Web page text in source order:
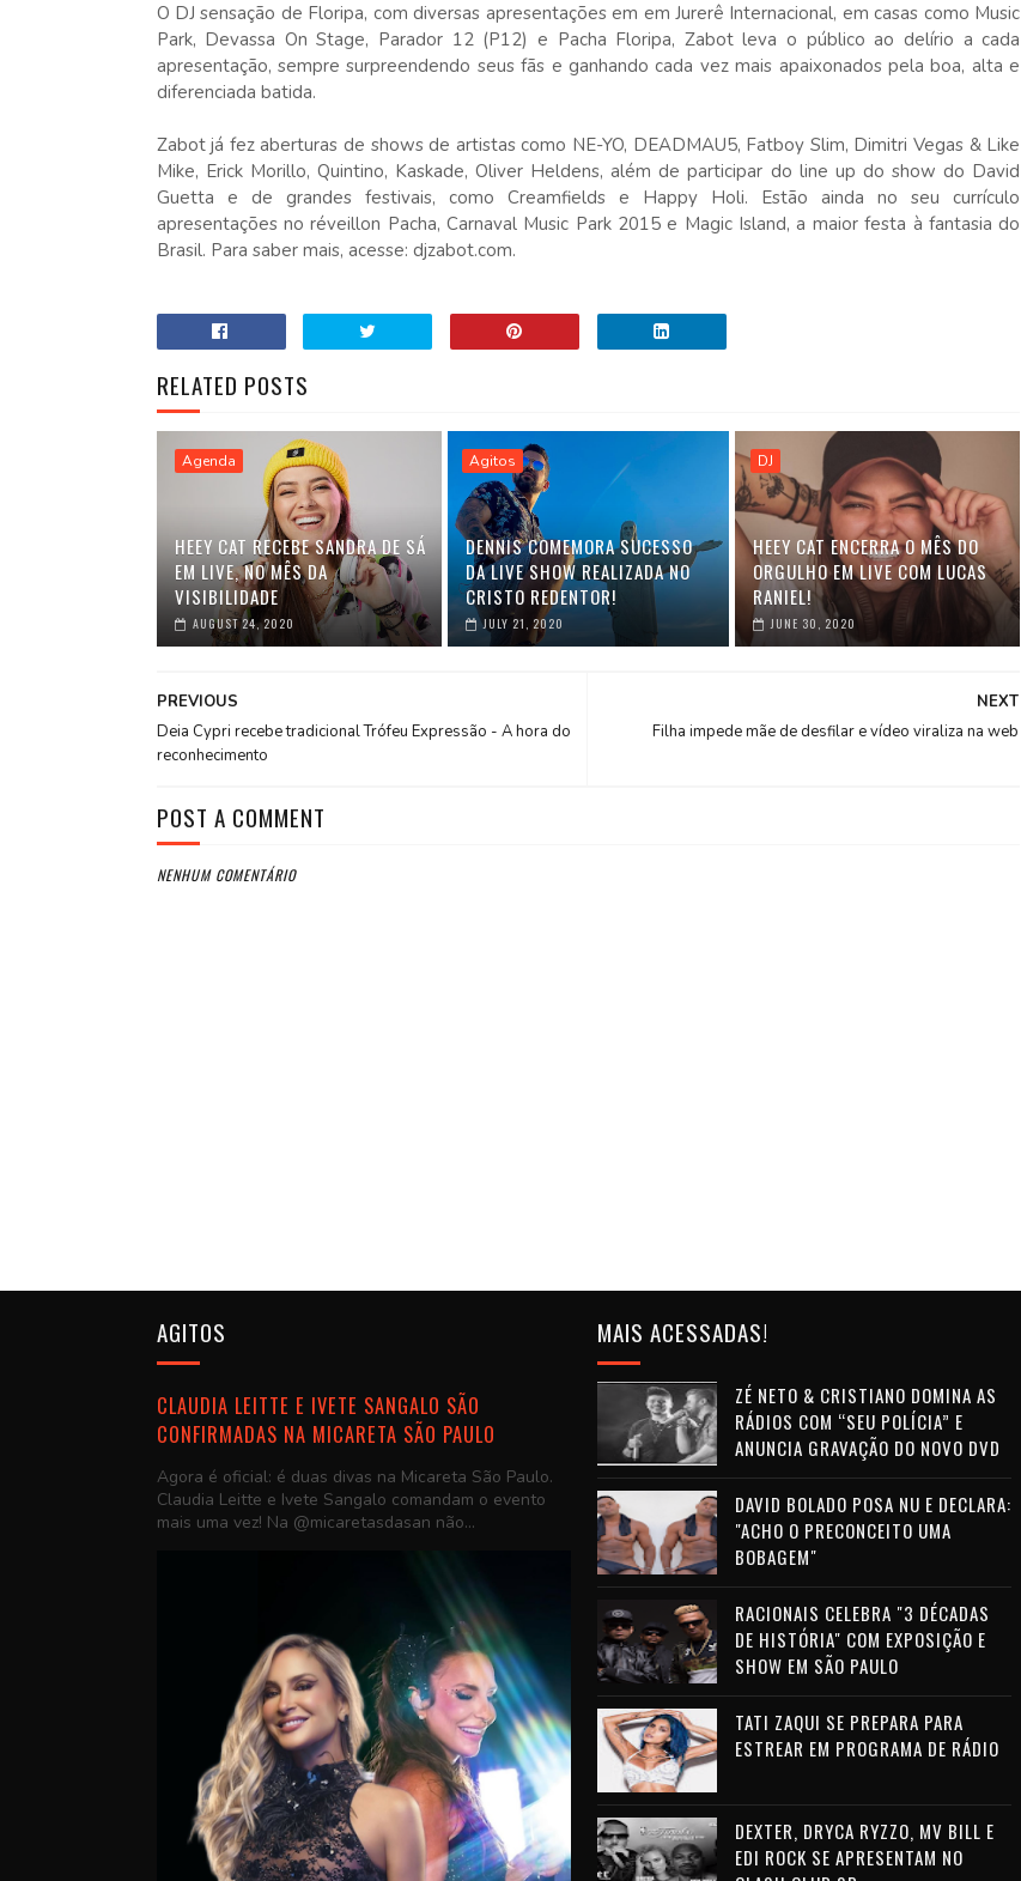
O DJ sensação de Floripa, com diversas apresentações em em Jurerê Internacional, em casas como Music
Park, Devassa On Stage, Parador 12 (P12) e Pacha Floripa, Zabot leva o público ao delírio a cada
apresentação, sempre surpreendendo seus fãs e ganhando cada vez mais apaixonados pela boa, alta e
diferenciada batida.
Zabot já fez aberturas de shows de artistas como NE-YO, DEADMAU5, Fatboy Slim, Dimitri Vegas & Like
Mike, Erick Morillo, Quintino, Kaskade, Oliver Heldens, além de participar do line up do show do David
Guetta e de grandes festivais, como Creamfields e Happy Holi. Estão ainda no seu currículo
apresentações no réveillon Pacha, Carnaval Music Park 2015 e Magic Island, a maior festa à fantasia do
Brasil. Para saber mais, acesse: djzabot.com.
RELATED POSTS
Agenda
HEEY CAT RECEBE SANDRA DE SÁ
EM LIVE, NO MÊS DA
VISIBILIDADE
AUGUST 24, 2020
Agitos
DENNIS COMEMORA SUCESSO
DA LIVE SHOW REALIZADA NO
CRISTO REDENTOR!
JULY 21, 2020
DJ
HEEY CAT ENCERRA O MÊS DO
ORGULHO EM LIVE COM LUCAS
RANIEL!
JUNE 30, 2020
NEXT
Filha impede mãe de desfilar e vídeo viraliza na web
PREVIOUS
Deia Cypri recebe tradicional Trófeu Expressão - A hora do
reconhecimento
POST A COMMENT
NENHUM COMENTÁRIO
AGITOS
CLAUDIA LEITTE E IVETE SANGALO SÃO
CONFIRMADAS NA MICARETA SÃO PAULO
Agora é oficial: é duas divas na Micareta São Paulo.
Claudia Leitte e Ivete Sangalo comandam o evento
mais uma vez! Na @micaretasdasan não...
MAIS ACESSADAS!
ZÉ NETO & CRISTIANO DOMINA AS
RÁDIOS COM “SEU POLÍCIA” E
ANUNCIA GRAVAÇÃO DO NOVO DVD
DAVID BOLADO POSA NU E DECLARA:
"ACHO O PRECONCEITO UMA
BOBAGEM"
RACIONAIS CELEBRA "3 DÉCADAS
DE HISTÓRIA" COM EXPOSIÇÃO E
SHOW EM SÃO PAULO
TATI ZAQUI SE PREPARA PARA
ESTREAR EM PROGRAMA DE RÁDIO
DEXTER, DRYCA RYZZO, MV BILL E
EDI ROCK SE APRESENTAM NO